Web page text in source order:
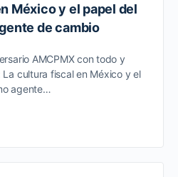
México y el papel del
de cambio
AMCPMX con todo y
cultura fiscal en México y el
agente…